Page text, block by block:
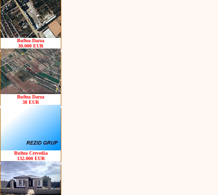
Buftea Darza
30.000 EUR
Buftea Darza
38 EUR
Buftea Crevedia
132.000 EUR